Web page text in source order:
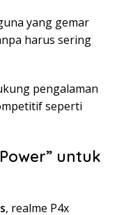
yang gemar
harus sering
pengalaman
seperti
untuk
, realme P4x